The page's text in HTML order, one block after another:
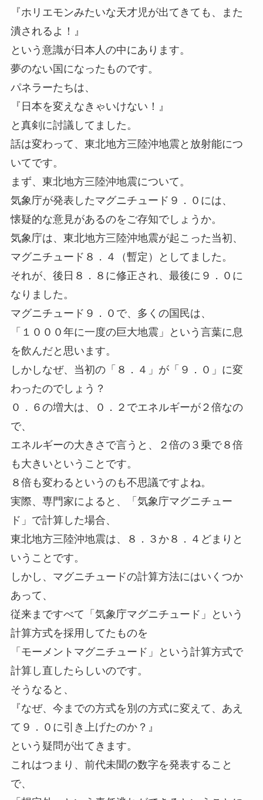
『ホリエモンみたいな天才児が出てきても、また
潰されるよ！』
という意識が日本人の中にあります。
夢のない国になったものです。
パネラーたちは、
『日本を変えなきゃいけない！』
と真剣に討議してました。
話は変わって、東北地方三陸沖地震と放射能につ
いてです。
まず、東北地方三陸沖地震について。
気象庁が発表したマグニチュード９．０には、
懐疑的な意見があるのをご存知でしょうか。
気象庁は、東北地方三陸沖地震が起こった当初、
マグニチュード８．４（暫定）としてました。
それが、後日８．８に修正され、最後に９．０に
なりました。
マグニチュード９．０で、多くの国民は、
「１０００年に一度の巨大地震」という言葉に息
を飲んだと思います。
しかしなぜ、当初の「８．４」が「９．０」に変
わったのでしょう？
０．６の増大は、０．２でエネルギーが２倍なの
で、
エネルギーの大きさで言うと、２倍の３乗で８倍
も大きいということです。
８倍も変わるというのも不思議ですよね。
実際、専門家によると、「気象庁マグニチュー
ド」で計算した場合、
東北地方三陸沖地震は、８．３か８．４どまりと
いうことです。
しかし、マグニチュードの計算方法にはいくつか
あって、
従来まですべて「気象庁マグニチュード」という
計算方式を採用してたものを
「モーメントマグニチュード」という計算方式で
計算し直したらしいのです。
そうなると、
『なぜ、今までの方式を別の方式に変えて、あえ
て９．０に引き上げたのか？』
という疑問が出てきます。
これはつまり、前代未聞の数字を発表すること
で、